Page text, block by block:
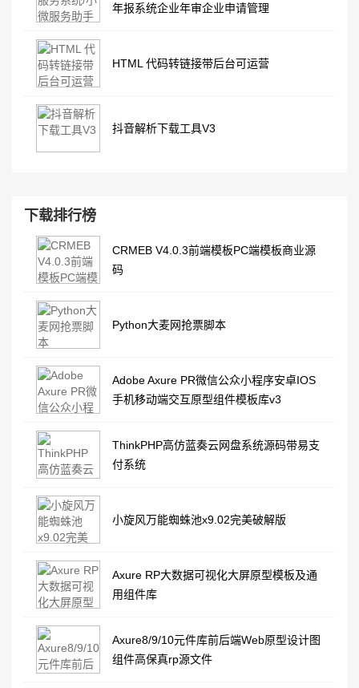
年报系统企业年审企业申请管理
HTML 代码转链接带后台可运营
抖音解析下载工具V3
下载排行榜
CRMEB V4.0.3前端模板PC端模板商业源
码
Python大麦网抢票脚本
Adobe Axure PR微信公众小程序安卓IOS
手机移动端交互原型组件模板库v3
ThinkPHP高仿蓝奏云网盘系统源码带易支
付系统
小旋风万能蜘蛛池x9.02完美破解版
Axure RP大数据可视化大屏原型模板及通
用组件库
Axure8/9/10元件库前后端Web原型设计图
组件高保真rp源文件